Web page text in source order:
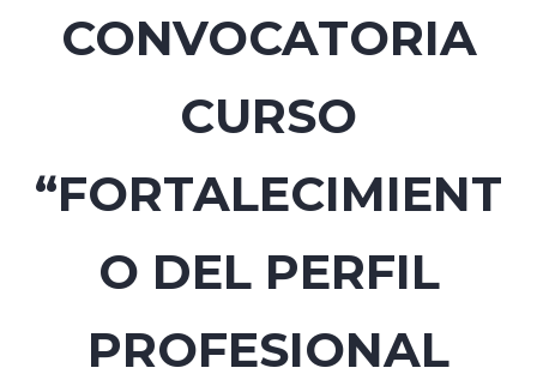
CONVOCATORIA
CURSO
“FORTALECIMIENT
O DEL PERFIL
PROFESIONAL